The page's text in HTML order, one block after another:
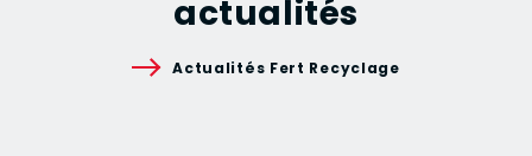
actualités
Actualités Fert Recyclage